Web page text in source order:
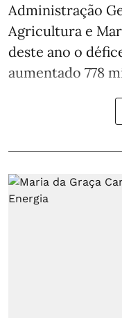
Administração
Agricultura e
deste ano o
aumentado 778